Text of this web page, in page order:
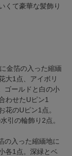
くて豪華な髪飾り
金箔の入った縮緬
大1点、アイボリ
ゴールドと白の小
わせたUピン1
花のUピン1点。
引の輪飾り2点。
の入った縮緬地に
各1点。深緑とベ